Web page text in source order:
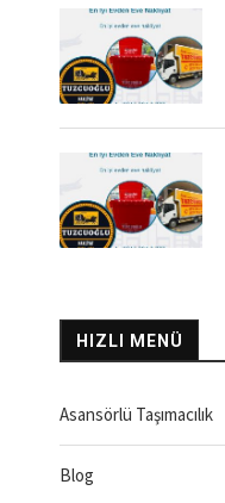
HIZLI MENÜ
Asansörlü Taşımacılık
Blog